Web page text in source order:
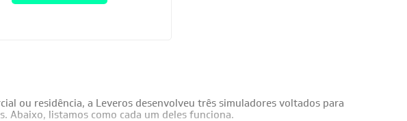
ou residência, a Leveros desenvolveu três simuladores voltados para
Abaixo, listamos como cada um deles funciona.